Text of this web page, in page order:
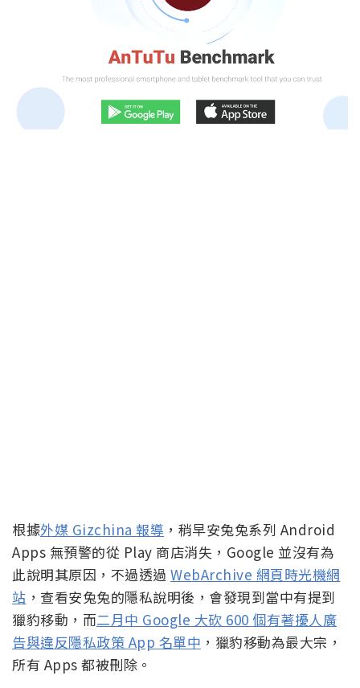
根據外媒 Gizchina 報導 ，稍早安兔兔系列 Android
Apps 無預警的從 Play 商店消失，Google 並沒有為
此說明其原因，不過透過 WebArchive 網頁時光機網
站 ，查看安兔兔的隱私說明後，會發現到當中有提到
獵豹移動，而二月中 Google 大砍 600 個有著擾人廣
告與違反隱私政策 App 名單中 ，獵豹移動為最大宗，
所有 Apps 都被刪除。